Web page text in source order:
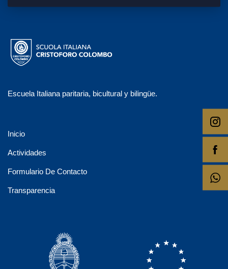
Escuela Italiana paritaria, bicultural y bilingüe.
Inicio
Actividades
Formulario De Contacto
Transparencia